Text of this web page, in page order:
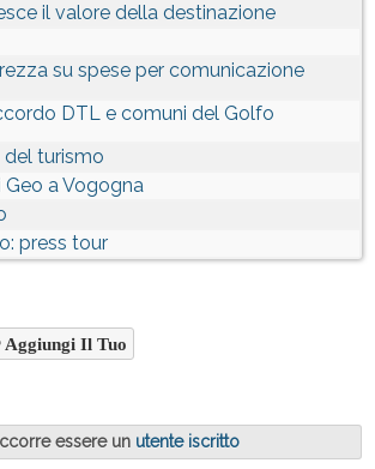
il valore della destinazione
su spese per comunicazione
DTL e comuni del Golfo
turismo
a Vogogna
press tour
Aggiungi Il Tuo
essere un utente iscritto